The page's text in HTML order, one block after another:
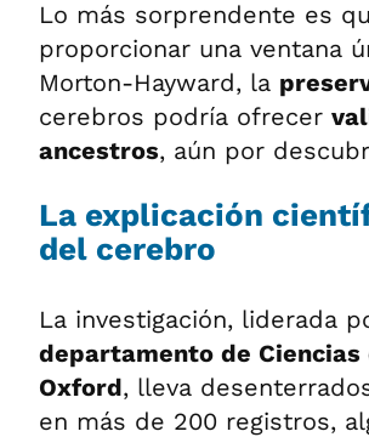
Lo más sorprendente es
proporcionar una ventana
Morton-Hayward, la
cerebros podría ofrecer
ancestros, aún por
La explicación
del cerebro
La investigación, liderada
departamento de
Oxford, lleva
en más de 200 registros,